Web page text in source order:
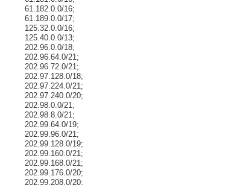
61.182.0.0/16;
61.189.0.0/17;
125.32.0.0/16;
125.40.0.0/13;
202.96.0.0/18;
202.96.64.0/21;
202.96.72.0/21;
202.97.128.0/18;
202.97.224.0/21;
202.97.240.0/20;
202.98.0.0/21;
202.98.8.0/21;
202.99.64.0/19;
202.99.96.0/21;
202.99.128.0/19;
202.99.160.0/21;
202.99.168.0/21;
202.99.176.0/20;
202.99.208.0/20;